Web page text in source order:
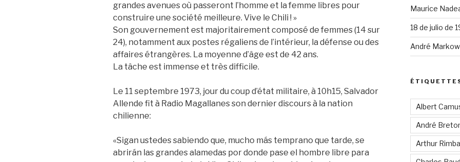
grandes avenues où passeront l’homme et la femme libres pour
construire une société meilleure. Vive le Chili ! »
Son gouvernement est majoritairement composé de femmes (14 sur
24), notamment aux postes régaliens de l’intérieur, la défense ou des
affaires étrangères. La moyenne d’âge est de 42 ans.
La tâche est immense et très difficile.
Le 11 septembre 1973, jour du coup d’état militaire, à 10h15, Salvador
Allende fit à Radio Magallanes son dernier discours à la nation
chilienne:
«Sigan ustedes sabiendo que, mucho más temprano que tarde, se
abrirán las grandes alamedas por donde pase el hombre libre para
Maurice
18 de julio de
André
Albert
André
Arthur